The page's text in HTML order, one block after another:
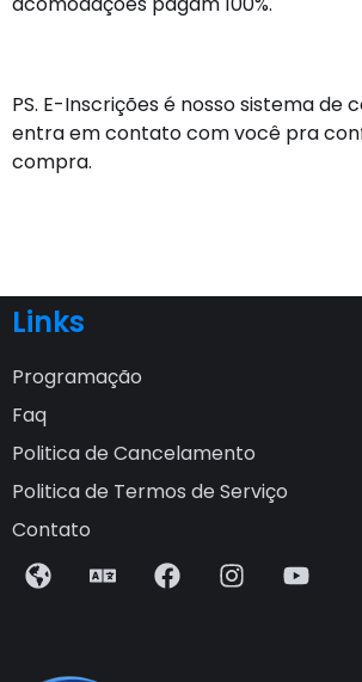
PS. E-Inscrições é nosso sistema de
entra em contato com você pra
compra.
Links
Programação
Faq
Politica de Cancelamento
Politica de Termos de Serviço
Contato